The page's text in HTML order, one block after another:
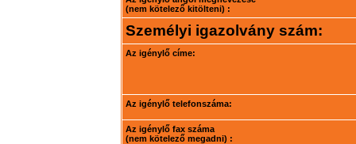
(nem kötelező kitölteni) :
Személyi igazolvány szám:
Az igénylő címe:
Az igénylő telefonszáma:
Az igénylő fax száma
(nem kötelező megadni) :